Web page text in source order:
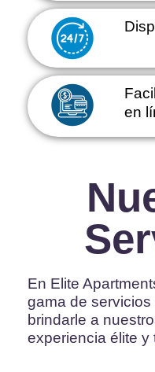
en
En Elite
gama de
brindarle a
experiencia élite y